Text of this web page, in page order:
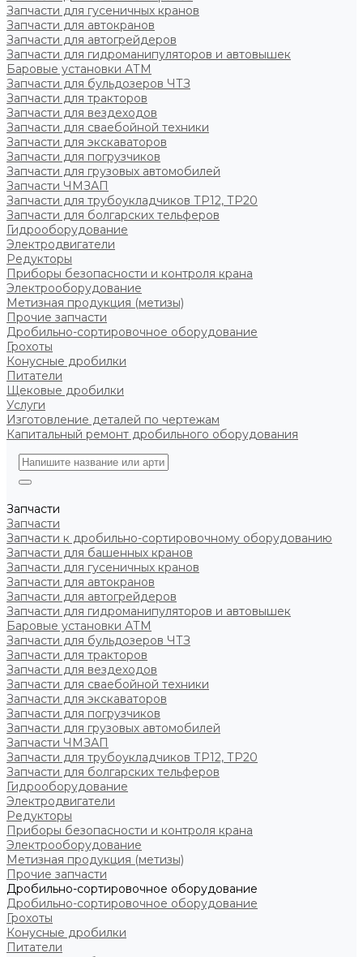
Запчасти для гусеничных кранов
Запчасти для автокранов
Запчасти для автогрейдеров
Запчасти для гидроманипуляторов и автовышек
Баровые установки АТМ
Запчасти для бульдозеров ЧТЗ
Запчасти для тракторов
Запчасти для вездеходов
Запчасти для сваебойной техники
Запчасти для экскаваторов
Запчасти для погрузчиков
Запчасти для грузовых автомобилей
Запчасти ЧМЗАП
Запчасти для трубоукладчиков ТР12, ТР20
Запчасти для болгарских тельферов
Гидрооборудование
Электродвигатели
Редукторы
Приборы безопасности и контроля крана
Электрооборудование
Метизная продукция (метизы)
Прочие запчасти
Дробильно-сортировочное оборудование
Грохоты
Конусные дробилки
Питатели
Щековые дробилки
Услуги
Изготовление деталей по чертежам
Капитальный ремонт дробильного оборудования
Запчасти
Запчасти
Запчасти к дробильно-сортировочному оборудованию
Запчасти для башенных кранов
Запчасти для гусеничных кранов
Запчасти для автокранов
Запчасти для автогрейдеров
Запчасти для гидроманипуляторов и автовышек
Баровые установки АТМ
Запчасти для бульдозеров ЧТЗ
Запчасти для тракторов
Запчасти для вездеходов
Запчасти для сваебойной техники
Запчасти для экскаваторов
Запчасти для погрузчиков
Запчасти для грузовых автомобилей
Запчасти ЧМЗАП
Запчасти для трубоукладчиков ТР12, ТР20
Запчасти для болгарских тельферов
Гидрооборудование
Электродвигатели
Редукторы
Приборы безопасности и контроля крана
Электрооборудование
Метизная продукция (метизы)
Прочие запчасти
Дробильно-сортировочное оборудование
Дробильно-сортировочное оборудование
Грохоты
Конусные дробилки
Питатели